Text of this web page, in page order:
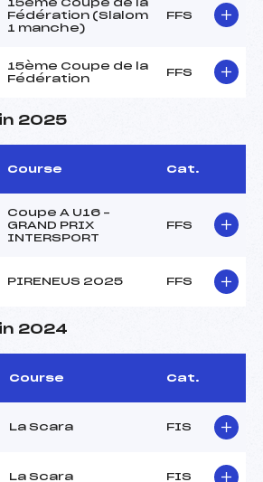
15ème Coupe de la
Fédération (Slalom
1 manche)
FFS
15ème Coupe de la
Fédération
FFS
2025
Course Cat.
Coupe A U16 –
GRAND PRIX
INTERSPORT
FFS
PIRENEUS 2025 FFS
2024
Course Cat.
La Scara FIS
La Scara FIS